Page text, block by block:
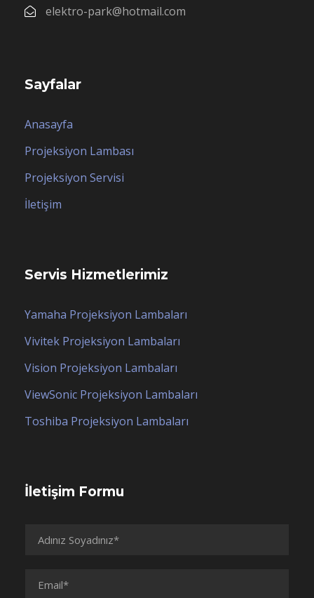
elektro-park@hotmail.com
Sayfalar
Anasayfa
Projeksiyon Lambası
Projeksiyon Servisi
İletişim
Servis Hizmetlerimiz
Yamaha Projeksiyon Lambaları
Vivitek Projeksiyon Lambaları
Vision Projeksiyon Lambaları
ViewSonic Projeksiyon Lambaları
Toshiba Projeksiyon Lambaları
İletişim Formu